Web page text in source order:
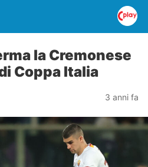
la Cremonese
Coppa Italia
3 anni fa